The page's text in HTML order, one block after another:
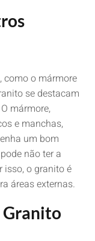
como o mármore
se destacam
mármore,
e manchas,
um bom
não ter a
isso, o granito é
áreas externas.
Granito